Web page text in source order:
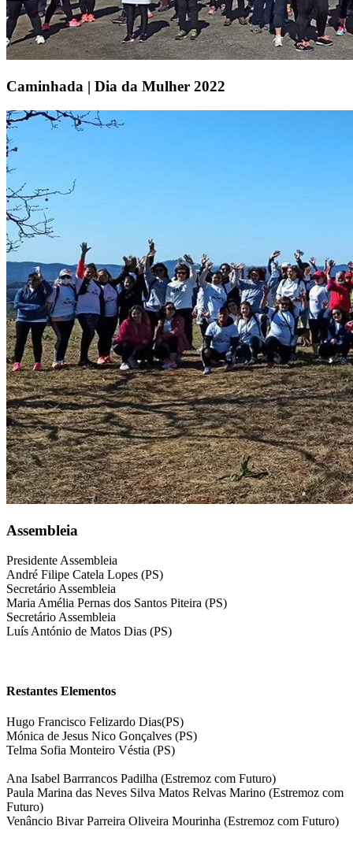
Caminhada | Dia da Mulher 2022
Assembleia
Presidente Assembleia
André Filipe Catela Lopes (PS)
Secretário Assembleia
Maria Amélia Pernas dos Santos Piteira (PS)
Secretário Assembleia
Luís António de Matos Dias (PS)
Restantes Elementos
Hugo Francisco Felizardo Dias(PS)
Mónica de Jesus Nico Gonçalves (PS)
Telma Sofia Monteiro Véstia (PS)
Ana Isabel Barrrancos Padilha (Estremoz com Futuro)
Paula Marina das Neves Silva Matos Relvas Marino (Estremoz com
Futuro)
Venâncio Bivar Parreira Oliveira Mourinha (Estremoz com Futuro)